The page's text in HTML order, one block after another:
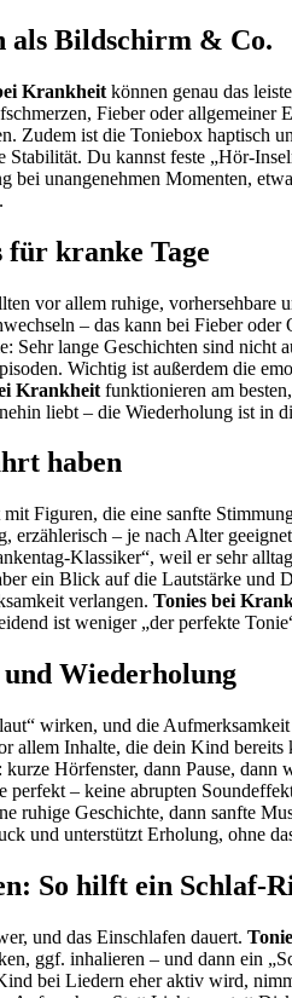
als Bildschirm & Co.
Krankheit können genau das
Fieber oder
Zudem ist die Toniebox
Du kannst feste „Hör-
bei unangenehmen Momenten,
für kranke Tage
vor allem ruhige, vorhersehbare
– das kann bei Fieber
lange Geschichten sind
Wichtig ist außerdem die
Krankheit funktionieren am
liebt – die Wiederholung ist in
haben
Figuren, die eine sanfte
erzählerisch – je nach Alter
Klassiker“, weil er sehr
ein Blick auf die Lautstärke und
verlangen. Tonies bei
ist weniger „der perfekte
Wiederholung
wirken, und die
allem Inhalte, die dein Kind
Hörfenster, dann Pause,
– keine abrupten
ruhige Geschichte, dann sanfte
und unterstützt Erholung, ohne
So hilft ein Schlaf-
und das Einschlafen dauert.
ggf. inhalieren – und dann ein
bei Liedern eher aktiv wird,